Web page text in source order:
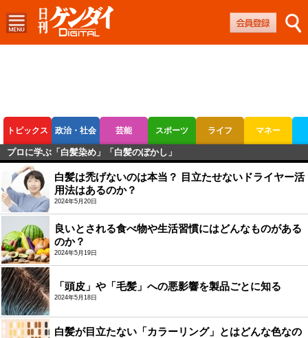
トピックス 政治・社会 芸能 スポーツ ライフ マネー
ボートレース 競輪 オートレース
プロに学ぶ「白髪染め」「白髪のぼかし」
白髪は禿げないのは本当？ 目立たせないドライヤー活
用法はあるのか？
2024年5月20日
良いとされる食べ物や生活習慣にはどんなものがある
のか？
2024年5月19日
「頭皮」や「毛髪」への悪影響を製品ごとに知る
2024年5月18日
白髪が目立たない「カラーリング」とはどんな色なの